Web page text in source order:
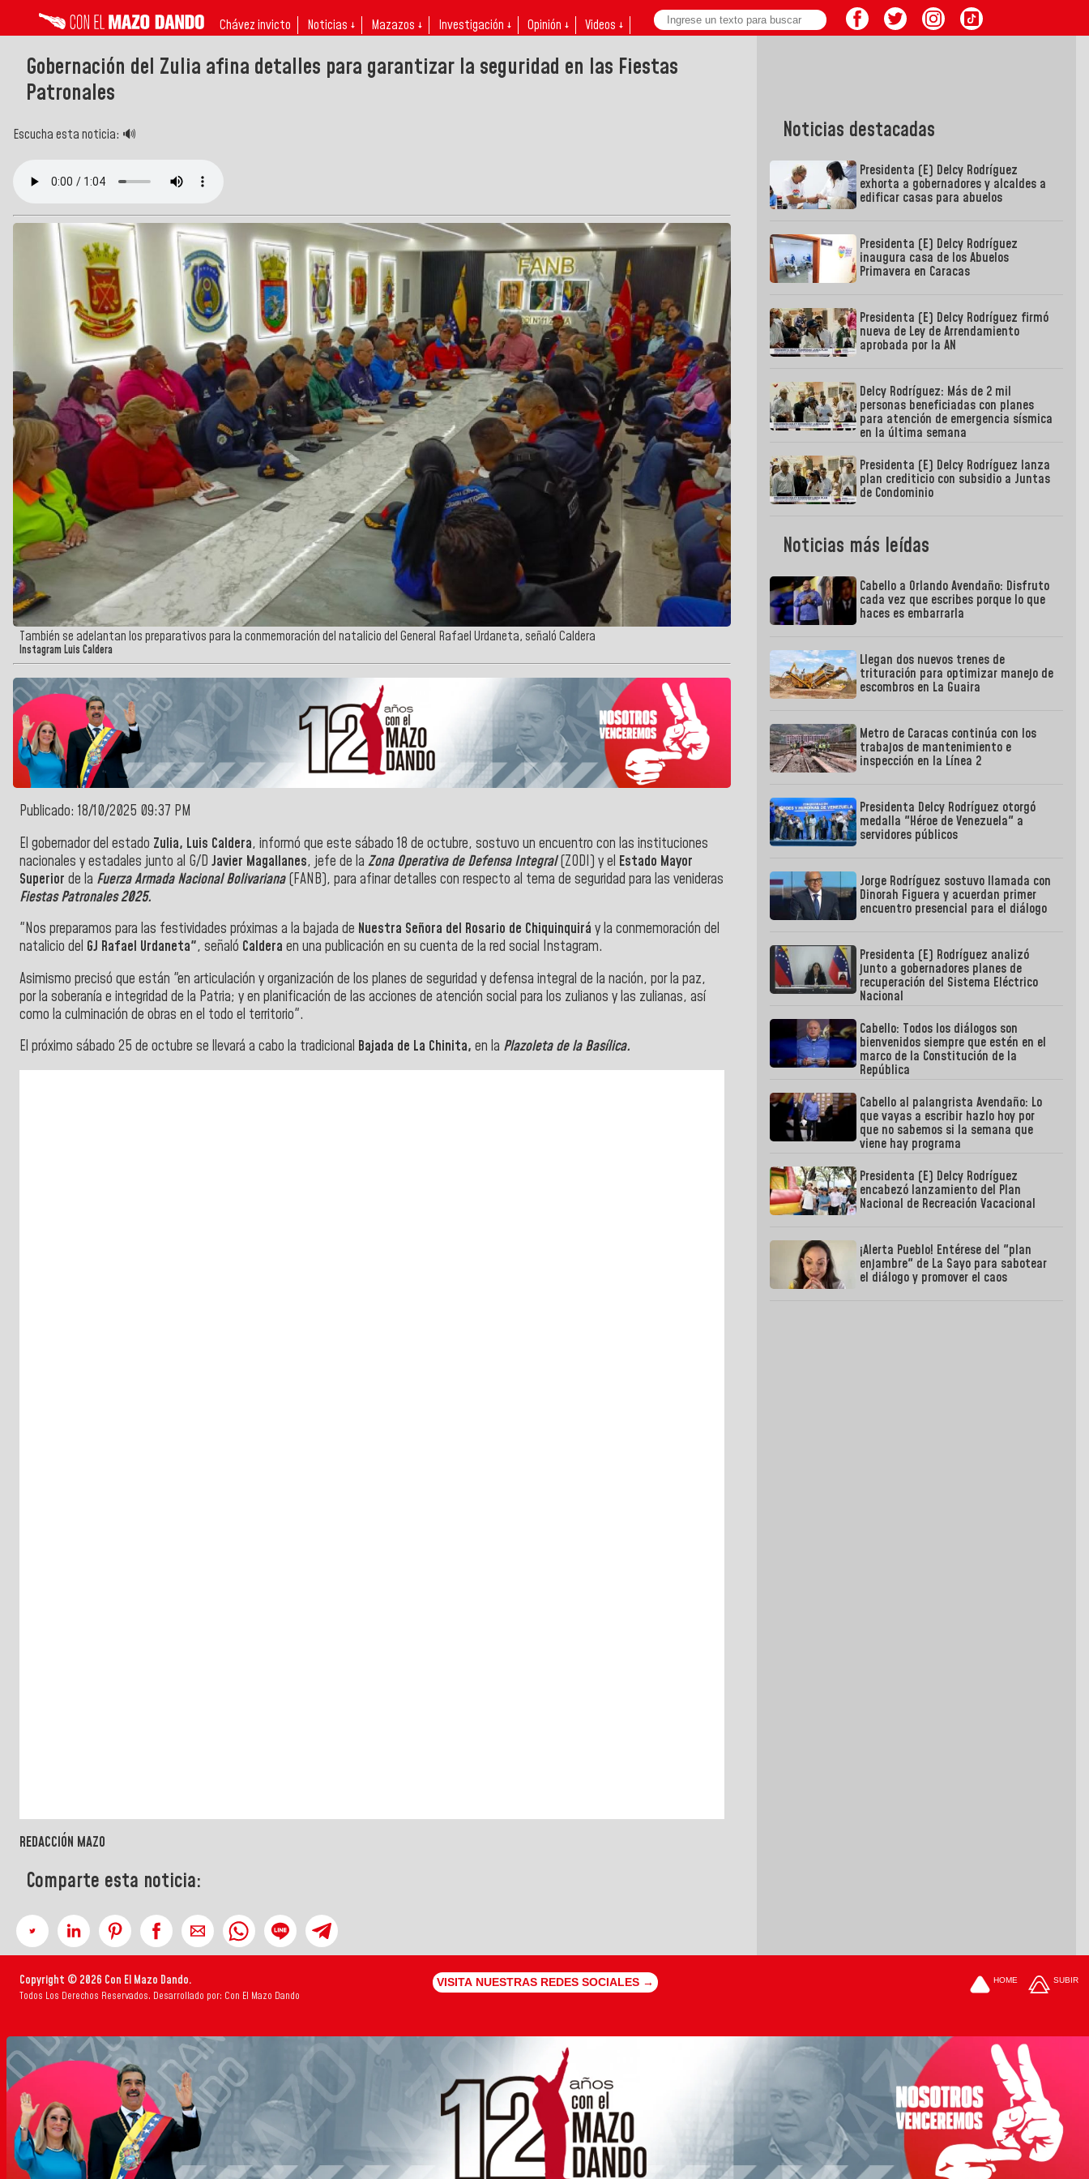
Chávez invicto Noticias ↓ Mazazos ↓ Investigación ↓ Opinión ↓ Videos ↓
Gobernación del Zulia afina detalles para garantizar la seguridad en las Fiestas
Patronales
Escucha esta noticia: 🔊
También se adelantan los preparativos para la conmemoración del natalicio del General Rafael Urdaneta, señaló Caldera
Instagram Luis Caldera
Publicado: 18/10/2025 09:37 PM
El gobernador del estado Zulia, Luis Caldera, informó que este sábado 18 de octubre, sostuvo un encuentro con las instituciones
nacionales y estadales junto al G/D Javier Magallanes, jefe de la Zona Operativa de Defensa Integral(ZODI) y el Estado Mayor
Superior de la Fuerza Armada Nacional Bolivariana(FANB), para afinar detalles con respecto al tema de seguridad para las venideras
Fiestas Patronales 2025.
"Nos preparamos para las festividades próximas a la bajada de Nuestra Señora del Rosario de Chiquinquirá y la conmemoración del
natalicio del GJ Rafael Urdaneta", señaló Caldera en una publicación en su cuenta de la red social Instagram.
Asimismo precisó que están "en articulación y organización de los planes de seguridad y defensa integral de la nación, por la paz,
por la soberanía e integridad de la Patria; y en planificación de las acciones de atención social para los zulianos y las zulianas, así
como la culminación de obras en el todo el territorio".
El próximo sábado 25 de octubre se llevará a cabo la tradicional Bajada de La Chinita, en la Plazoleta de la Basílica.
REDACCIÓN MAZO
Comparte esta noticia:
Noticias destacadas
Presidenta (E) Delcy Rodríguez
exhorta a gobernadores y alcaldes a
edificar casas para abuelos
Presidenta (E) Delcy Rodríguez
inaugura casa de los Abuelos
Primavera en Caracas
Presidenta (E) Delcy Rodríguez firmó
nueva de Ley de Arrendamiento
aprobada por la AN
Delcy Rodríguez: Más de 2 mil
personas beneficiadas con planes
para atención de emergencia sísmica
en la última semana
Presidenta (E) Delcy Rodríguez lanza
plan crediticio con subsidio a Juntas
de Condominio
Noticias más leídas
Cabello a Orlando Avendaño: Disfruto
cada vez que escribes porque lo que
haces es embarrarla
Llegan dos nuevos trenes de
trituración para optimizar manejo de
escombros en La Guaira
Metro de Caracas continúa con los
trabajos de mantenimiento e
inspección en la Línea 2
Presidenta Delcy Rodríguez otorgó
medalla "Héroe de Venezuela" a
servidores públicos
Jorge Rodríguez sostuvo llamada con
Dinorah Figuera y acuerdan primer
encuentro presencial para el diálogo
Presidenta (E) Rodríguez analizó
junto a gobernadores planes de
recuperación del Sistema Eléctrico
Nacional
Cabello: Todos los diálogos son
bienvenidos siempre que estén en el
marco de la Constitución de la
República
Cabello al palangrista Avendaño: Lo
que vayas a escribir hazlo hoy por
que no sabemos si la semana que
viene hay programa
Presidenta (E) Delcy Rodríguez
encabezó lanzamiento del Plan
Nacional de Recreación Vacacional
¡Alerta Pueblo! Entérese del "plan
enjambre" de La Sayo para sabotear
el diálogo y promover el caos
Copyright © 2026 Con El Mazo Dando.
Todos Los Derechos Reservados. Desarrollado por: Con El Mazo Dando
VISITA NUESTRAS REDES SOCIALES → HOME SUBIR